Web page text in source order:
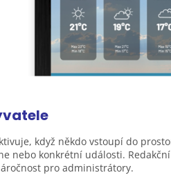
když někdo vstoupí do
nebo konkrétní události.
pro administrátory.